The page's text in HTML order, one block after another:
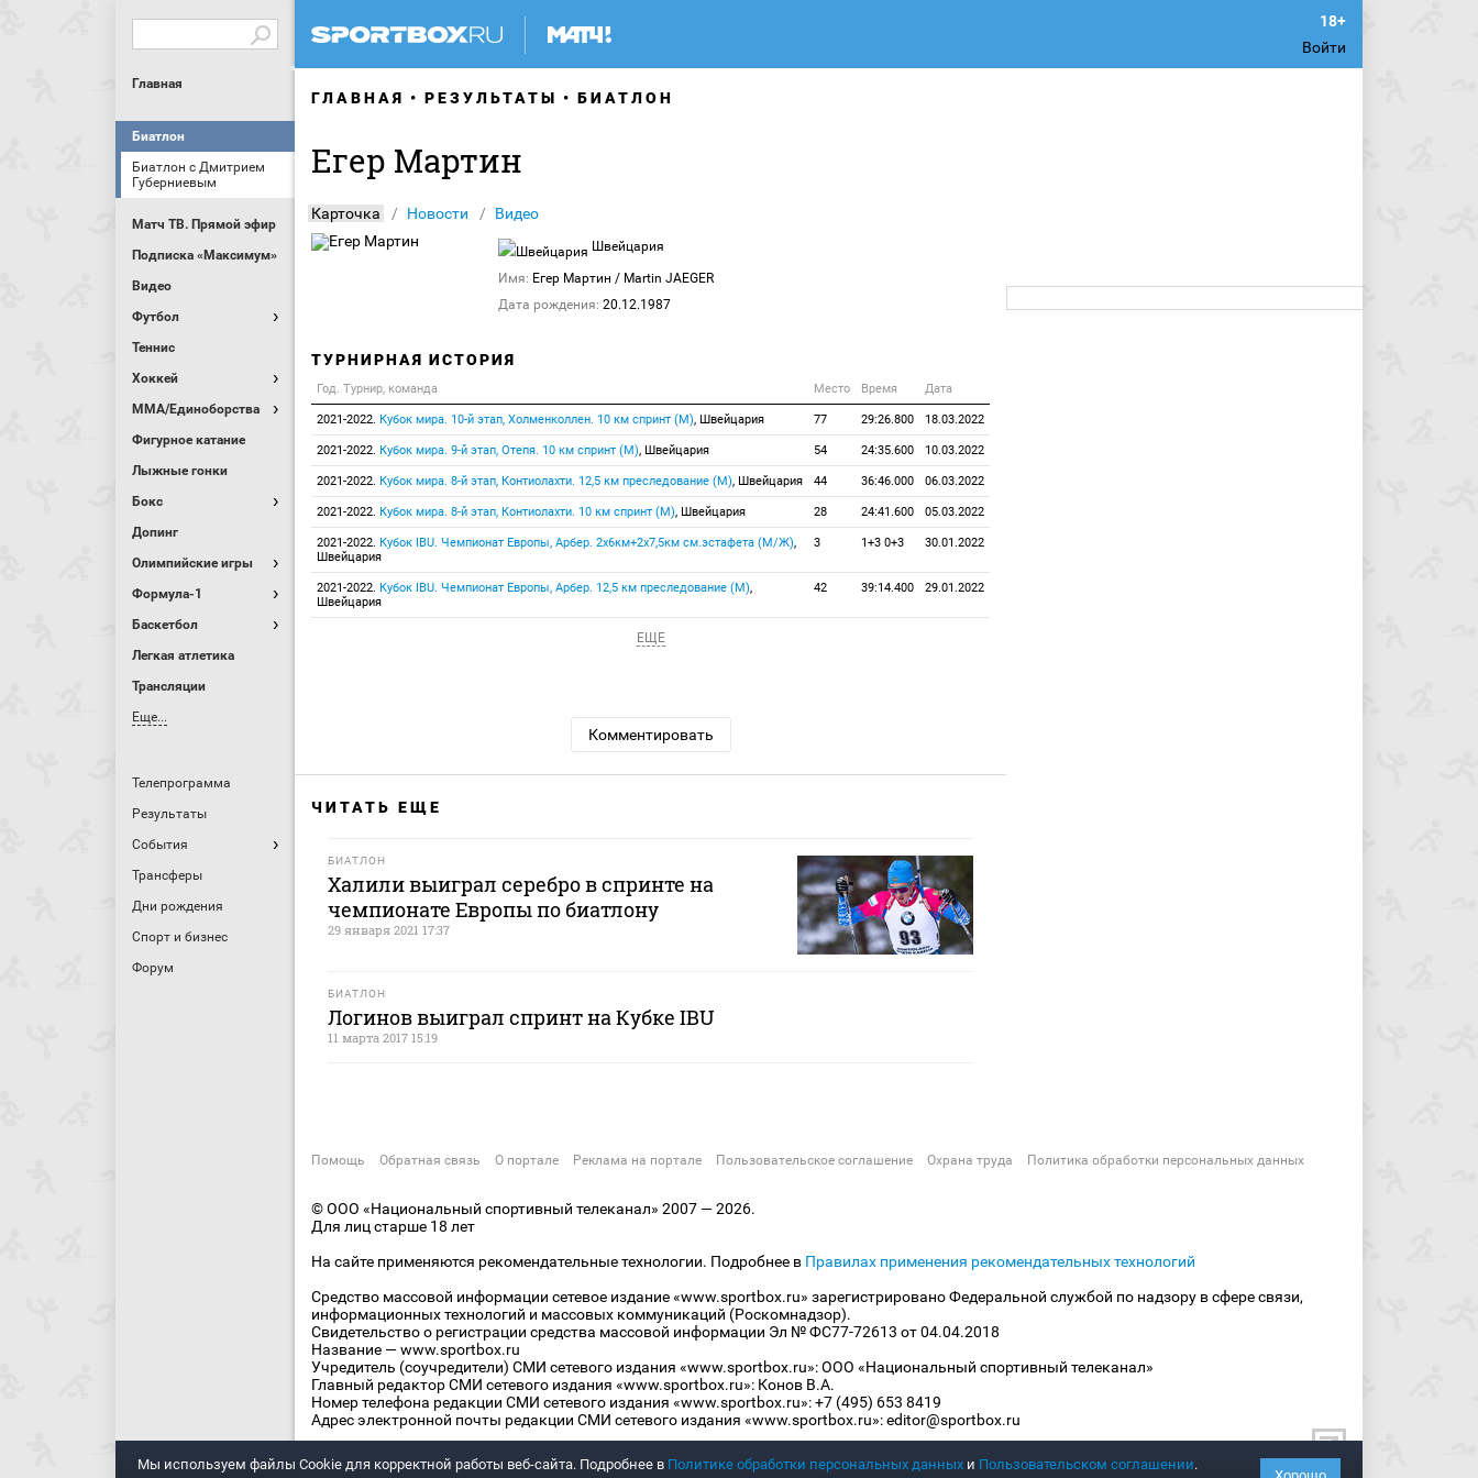
Войти
Главная
Биатлон
Биатлон с Дмитрием
Губерниевым
Матч ТВ. Прямой эфир
Подписка «Максимум»
Видео
Футбол
Теннис
Хоккей
MMA/Единоборства
Фигурное катание
Лыжные гонки
Бокс
Допинг
Олимпийские игры
Формула-1
Баскетбол
Легкая атлетика
Трансляции
Еще...
Телепрограмма
Результаты
События
Трансферы
Дни рождения
Спорт и бизнес
Форум
ГЛАВНАЯ РЕЗУЛЬТАТЫ БИАТЛОН
Егер Мартин
Карточка Новости Видео
Швейцария
Имя: Егер Мартин / Martin JAEGER
Дата рождения: 20.12.1987
ТУРНИРНАЯ ИСТОРИЯ
Год. Турнир, команда Место Время Дата
2021-2022. Кубок мира. 10-й этап, Холменколлен. 10 км спринт (М), Швейцария 77 29:26.800 18.03.2022
2021-2022. Кубок мира. 9-й этап, Отепя. 10 км спринт (М), Швейцария 54 24:35.600 10.03.2022
2021-2022. Кубок мира. 8-й этап, Контиолахти. 12,5 км преследование (М), Швейцария 44 36:46.000 06.03.2022
2021-2022. Кубок мира. 8-й этап, Контиолахти. 10 км спринт (М), Швейцария 28 24:41.600 05.03.2022
2021-2022. Кубок IBU. Чемпионат Европы, Арбер. 2х6км+2х7,5км см.эстафета (М/Ж),
Швейцария
3 1+3 0+3 30.01.2022
2021-2022. Кубок IBU. Чемпионат Европы, Арбер. 12,5 км преследование (М),
Швейцария
42 39:14.400 29.01.2022
ЕЩЕ
Комментировать
ЧИТАТЬ ЕЩЕ
БИАТЛОН
Халили выиграл серебро в спринте на
чемпионате Европы по биатлону
29 января 2021 17:37
БИАТЛОН
Логинов выиграл спринт на Кубке IBU
11 марта 2017 15:19
Помощь Обратная связь О портале Реклама на портале Пользовательское соглашение Охрана труда Политика обработки персональных данных
© ООО «Национальный спортивный телеканал» 2007 — 2026.
Для лиц старше 18 лет
На сайте применяются рекомендательные технологии. Подробнее в Правилах применения рекомендательных технологий
Средство массовой информации сетевое издание «www.sportbox.ru» зарегистрировано Федеральной службой по надзору в сфере связи,
информационных технологий и массовых коммуникаций (Роскомнадзор).
Свидетельство о регистрации средства массовой информации Эл № ФС77-72613 от 04.04.2018
Название — www.sportbox.ru
Учредитель (соучредители) СМИ сетевого издания «www.sportbox.ru»: ООО «Национальный спортивный телеканал»
Главный редактор СМИ сетевого издания «www.sportbox.ru»: Конов В.А.
Номер телефона редакции СМИ сетевого издания «www.sportbox.ru»: +7 (495) 653 8419
Адрес электронной почты редакции СМИ сетевого издания «www.sportbox.ru»: editor@sportbox.ru
Мы используем файлы Сookie для корректной работы веб-сайта. Подробнее в Политике обработки персональных данных и Пользовательском соглашении.
Хорошо